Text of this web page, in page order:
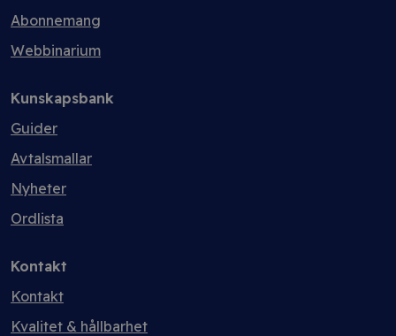
Abonnemang
Webbinarium
Kunskapsbank
Guider
Avtalsmallar
Nyheter
Ordlista
Kontakt
Kontakt
Kvalitet & hållbarhet